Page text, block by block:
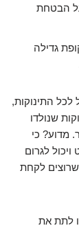
הבטחת
גדילה
התינוקות,
שנולדו
מדוע? כי
לגרום
לקחת
לתת את